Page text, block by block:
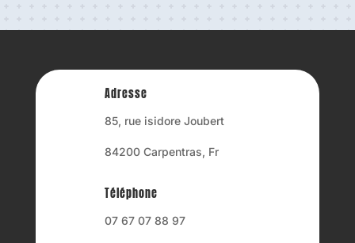
Adresse
85, rue isidore Joubert
84200 Carpentras, Fr
Téléphone
07 67 07 88 97